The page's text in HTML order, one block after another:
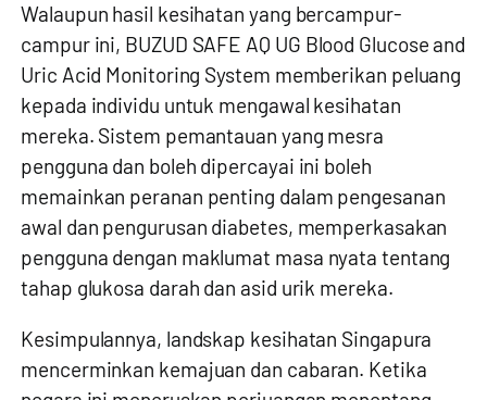
Walaupun hasil kesihatan yang bercampur-
campur ini, BUZUD SAFE AQ UG Blood Glucose and
Uric Acid Monitoring System memberikan peluang
kepada individu untuk mengawal kesihatan
mereka. Sistem pemantauan yang mesra
pengguna dan boleh dipercayai ini boleh
memainkan peranan penting dalam pengesanan
awal dan pengurusan diabetes, memperkasakan
pengguna dengan maklumat masa nyata tentang
tahap glukosa darah dan asid urik mereka.
Kesimpulannya, landskap kesihatan Singapura
mencerminkan kemajuan dan cabaran. Ketika